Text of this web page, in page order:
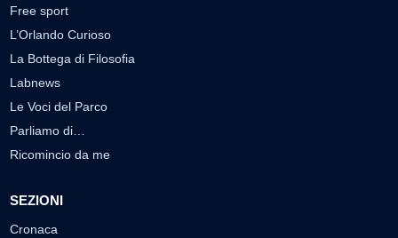
Free sport
L’Orlando Curioso
La Bottega di Filosofia
Labnews
Le Voci del Parco
Parliamo di…
Ricomincio da me
SEZIONI
Cronaca